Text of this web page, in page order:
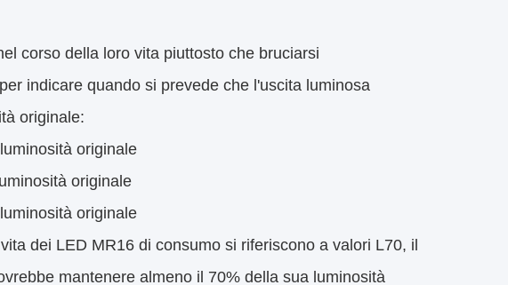
corso della loro vita piuttosto che bruciarsi
indicare quando si prevede che l'uscita luminosa
originale:
originale
originale
originale
dei LED MR16 di consumo si riferiscono a valori L70, il
mantenere almeno il 70% della sua luminosità